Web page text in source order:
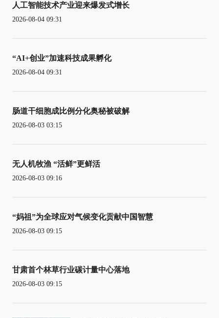
人工智能技术产业迎来爆发式增长
2026-08-04 09:31
“AI+创业”加速科技成果孵化
2026-08-04 09:31
肠道干细胞成比例分化奥秘被破解
2026-08-03 03:15
无人机牧渔 “活鲜”更鲜活
2026-08-03 09:16
“妈祖”为全球应对气候变化贡献中国智慧
2026-08-03 09:15
甘肃首个林草行业碳计量中心落地
2026-08-03 09:15